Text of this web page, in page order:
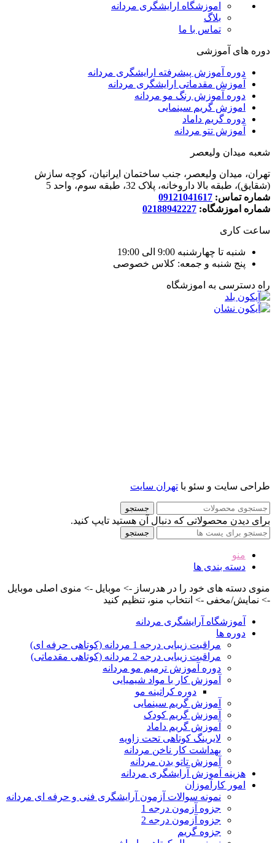
اموزشگاه ارایشگری مردانه
بلاگ
تماس با ما
دوره های آموزشی
دوره آموزش پیشرفته ارایشگری مردانه
آموزش مقدماتی ارایشگری مردانه
دوره آموزش رنگ مو مردانه
اموزش گریم سینمایی
دوره گریم داماد
آموزش تتو مردانه
شعبه میدان ولیعصر
تهران، میدان ولیعصر، جنب ساختمان ایرانیان، کوچه سازش
(شقایق)، طبقه بالا داروخانه، پلاک 32، طبقه سوم، واحد 5
شماره تماس: 09121041617
شماره اموزشگاه: 02188942227
ساعت کاری
شنبه تا چهارشنبه 9:00 الی 19:00
پنج شنبه و جمعه: کلاس خصوصی
راه دسترسی به اموزشگاه
طراحی سایت و سئو با تهران سایت
جستجو
برای دیدن محصولاتی که دنبال آن هستید تایپ کنید.
جستجو
منو
دسته بندی ها
منوی دسته های خود را در هدرساز -> موبایل -> منوی اصلی موبایل
-> نمایش/مخفی -> انتخاب منو، تنظیم کنید
آموزشگاه آرایشگری مردانه
دوره ها
مراقبت زیبایی درجه 1 مردانه (کوتاهی حرفه ای)
مراقبت زیبایی درجه 2 مردانه (کوتاهی مقدماتی)
دوره آموزش ترمیم مو مردانه
آموزش کار با مواد شیمیایی
دوره کراتینه مو
آموزش گریم سینمایی
آموزش گریم کودک
آموزش گریم داماد
لایرینگ کوتاهی تحت زاویه
بهداشت کار ناخن مردانه
آموزش تاتو بدن مردانه
هزینه آموزش آرایشگری مردانه
امور کارآموزان
نمونه سوالات آزمون آرایشگری فنی و حرفه ای مردانه
جزوه آزمون درجه 1
جزوه آزمون درجه 2
جزوه گریم